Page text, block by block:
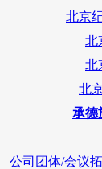
北京
北
北
北
承德
公司团体/会议